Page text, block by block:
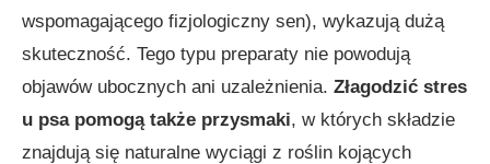
wspomagającego fizjologiczny sen), wykazują dużą
skuteczność. Tego typu preparaty nie powodują
objawów ubocznych ani uzależnienia. Złagodzić stres
u psa pomogą także przysmaki, w których składzie
znajdują się naturalne wyciągi z roślin kojących